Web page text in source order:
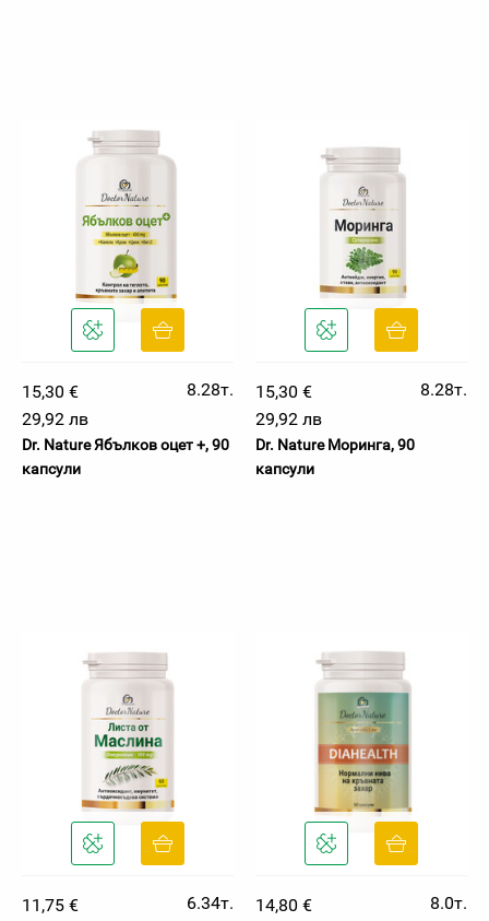
15,30 €
8.28т.
29,92 лв
Dr. Nature Ябълков оцет +, 90
капсули
15,30 €
8.28т.
29,92 лв
Dr. Nature Моринга, 90
капсули
11,75 €
6.34т.
14,80 €
8.0т.